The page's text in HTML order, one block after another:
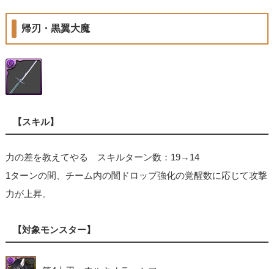
帰刃・黒翼大魔
【スキル】
力の差を教えてやる スキルターン数：19→14
1ターンの間、チーム内の闇ドロップ強化の覚醒数に応じて攻撃
力が上昇。
【対象モンスター】